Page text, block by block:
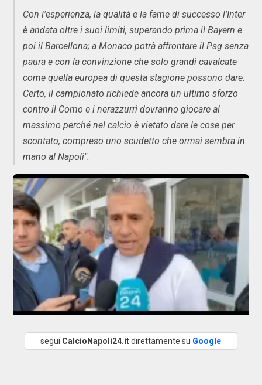
Con l’esperienza, la qualità e la fame di successo l’Inter
è andata oltre i suoi limiti, superando prima il Bayern e
poi il Barcellona; a Monaco potrà affrontare il Psg senza
paura e con la convinzione che solo grandi cavalcate
come quella europea di questa stagione possono dare.
Certo, il campionato richiede ancora un ultimo sforzo
contro il Como e i nerazzurri dovranno giocare al
massimo perché nel calcio è vietato dare le cose per
scontato, compreso uno scudetto che ormai sembra in
mano al Napoli".
segui CalcioNapoli24.itdirettamente su Google